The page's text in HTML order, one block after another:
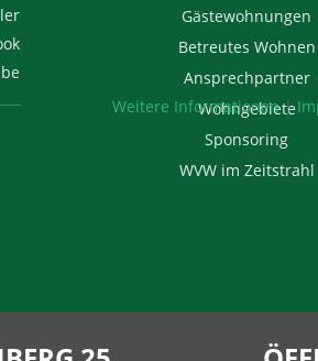
Gästewohnungen
Betreutes Wohnen
Ansprechpartner
Wohngebiete
Sponsoring
WVW im Zeitstrahl
Weitere Informationen|